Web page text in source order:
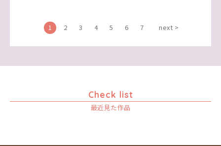
1 2 3 4 5 6 7 next >
Check list
最近見た作品